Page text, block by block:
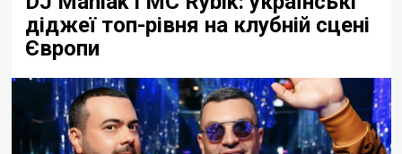
діджеї топ-рівня на клубній сцені
Європи